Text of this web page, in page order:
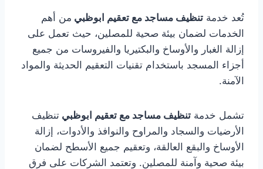
تُعد خدمة تنظيف مساجد مع تعقيم ابوظبي من أهم
الخدمات لضمان بيئة صحية للمصلين، حيث تعمل على
إزالة الغبار والأوساخ والبكتيريا والفيروسات من جميع
أجزاء المسجد باستخدام تقنيات التعقيم الحديثة والمواد
الآمنة.
تشمل خدمة تنظيف مساجد مع تعقيم ابوظبي تنظيف
الأرضيات والسجاد والمراوح والنوافذ والأدوات، إزالة
الأوساخ والبقع العالقة، وتعقيم جميع الأسطح لضمان
بيئة صحية وآمنة للمصلين. وتعتمد الشركات على فرق